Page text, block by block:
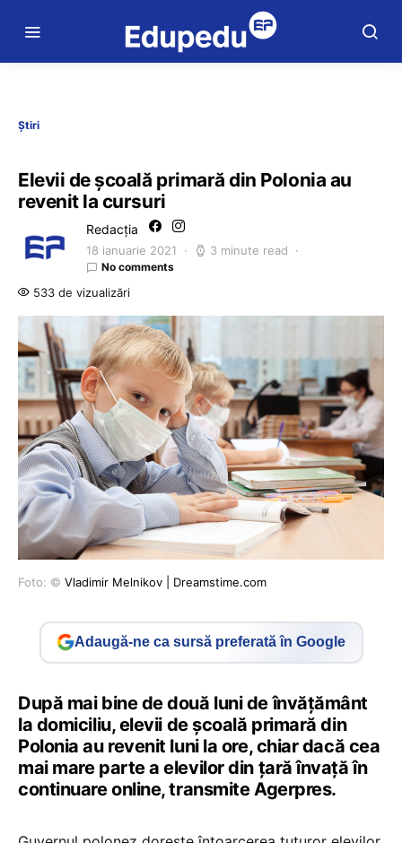
Știri
Elevii de școală primară din Polonia au
revenit la cursuri
Redacția
18 ianuarie 2021 3 minute read
No comments
533 de vizualizări
Foto: © Vladimir Melnikov | Dreamstime.com
Adaugă-ne ca sursă preferată în Google
După mai bine de două luni de învăţământ
la domiciliu, elevii de școală primară din
Polonia au revenit luni la ore, chiar dacă cea
mai mare parte a elevilor din ţară învaţă în
continuare online, transmite Agerpres.